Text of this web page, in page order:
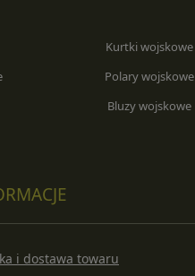
Kurtki wojskowe
Polary wojskowe
Bluzy wojskowe
i dostawa towaru